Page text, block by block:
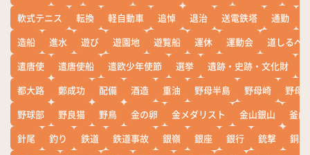
軟式テニス
転換 軽自動車 追悼 退治 送電鉄塔 通勤
造船
進水 遊び 遊園地 遊覧船 運休 運動会
道しるべ
遣唐使
遣唐使船 遣欧少年使節 選挙 遺跡・史跡・文化財
都大路
鄭成功 配備 酒造 重油 野母半島 野母崎
野母
野球部
野良猫 野鳥 金の卵 金メダリスト 金山銀山
釜山
針尾
釣り 鉄道 鉄道事故 銀嶺 銀座 銀行 銃撃
銅座